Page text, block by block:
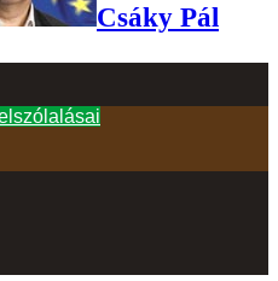
Csáky Pál